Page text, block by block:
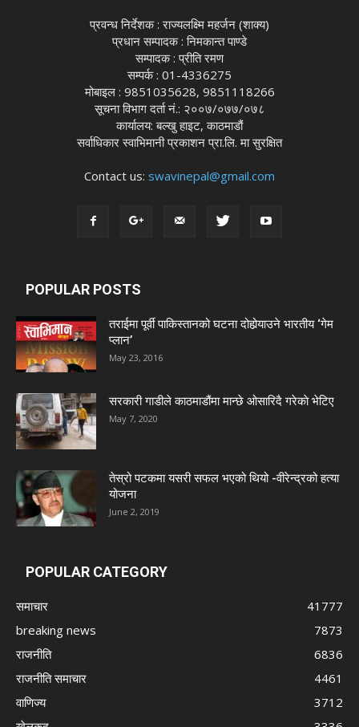
प्रवन्ध निर्देशक : राज्यलक्ष्मि महर्जन (शाक्य)
प्रधान सम्पादक : निमकान्त पाण्डे
सम्पादक : प्रीति रमण
सम्पर्क : 01-4336275
मोबाइल : 9851035628, 9851118266
सूचना विभाग दर्ता नं.: २००७/०७७/०७८
कार्यालय: बल्खु हाइट, काठमाडौं
सर्वाधिकार स्वाभिमानी प्रकाशन प्रा.लि. मा सुरक्षित
Contact us: swavinepal@gmail.com
POPULAR POSTS
तराईमा पूर्वी पाकिस्तानको घटना दोहोर्‍याउने भारतीय ‘गेम
प्लान’
May 23, 2016
सरकारी गाडीले काठमाडौंमा मान्छे ओसारिदै गरेकाे भेटिए
May 7, 2020
तेस्रो पटकमा यसरी सफल भएको थियो -वीरेन्द्रको हत्या
योजना
June 2, 2019
POPULAR CATEGORY
समाचार
41777
breaking news
7873
राजनीति
6836
राजनीति समाचार
4461
वाणिज्य
3712